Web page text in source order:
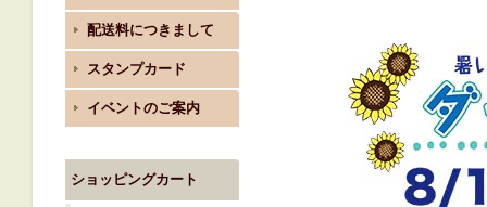
配送料につきまして
スタンプカード
イベントのご案内
ショッピングカート